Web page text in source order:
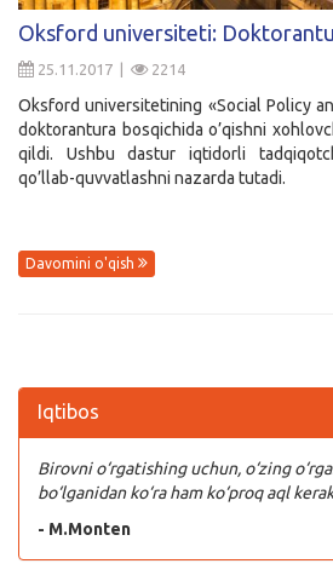
Oksford universiteti:
25.11.2017 | 2214
Oksford universitetining «Social Policy
doktorantura bosqichida o’qishni
qildi. Ushbu dastur iqtidorli
qo’llab-quvvatlashni nazarda tutadi.
Davomini o'qish
Iqtibos
Birovni o‘rgatishing uchun, o‘zing
bo‘lganidan ko‘ra ham ko‘proq aql
- M.Monten